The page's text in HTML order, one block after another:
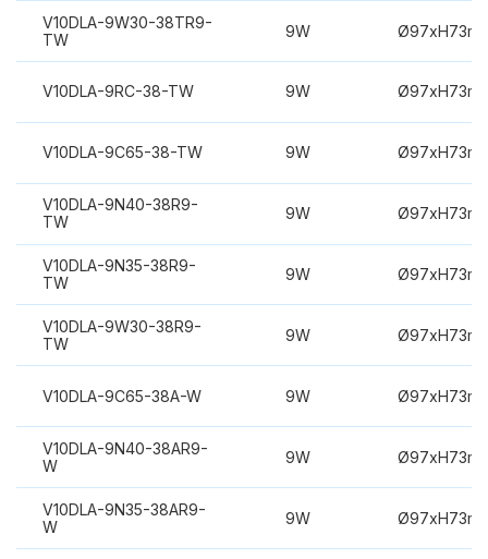
V10DLA-9W30-38TR9-
TW
9W
V10DLA-9RC-38-TW 9W
V10DLA-9C65-38-TW 9W
V10DLA-9N40-38R9-
TW
9W
V10DLA-9N35-38R9-
TW
9W
V10DLA-9W30-38R9-
TW
9W
V10DLA-9C65-38A-W 9W
V10DLA-9N40-38AR9-
W
9W
V10DLA-9N35-38AR9-
W
9W